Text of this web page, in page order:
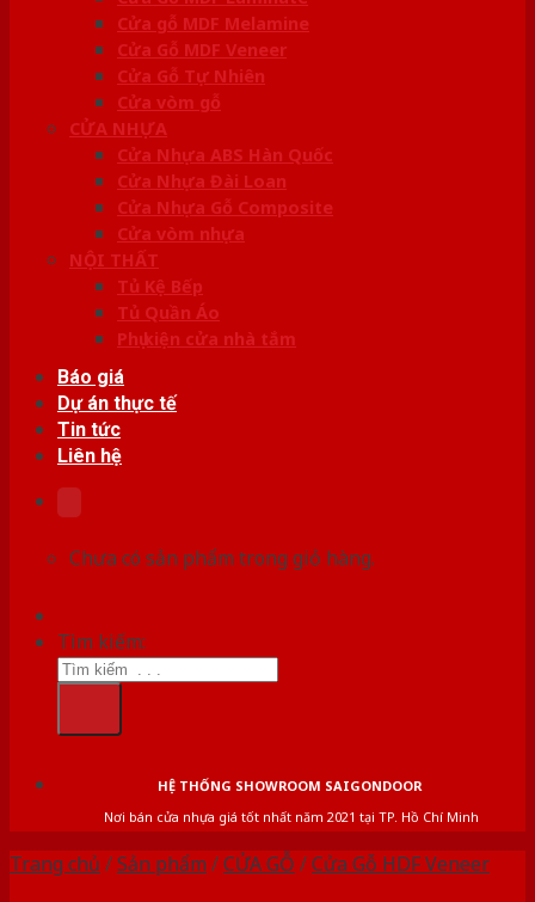
Cửa gỗ MDF Melamine
Cửa Gỗ MDF Veneer
Cửa Gỗ Tự Nhiên
Cửa vòm gỗ
CỬA NHỰA
Cửa Nhựa ABS Hàn Quốc
Cửa Nhựa Đài Loan
Cửa Nhựa Gỗ Composite
Cửa vòm nhựa
NỘI THẤT
Tủ Kệ Bếp
Tủ Quần Áo
Phụ kiện cửa nhà tắm
Báo giá
Dự án thực tế
Tin tức
Liên hệ
Chưa có sản phẩm trong giỏ hàng.
Tìm kiếm:
HỆ THỐNG SHOWROOM SAIGONDOOR
Nơi bán cửa nhựa giá tốt nhất năm 2021 tại TP. Hồ Chí Minh
Trang chủ /Sản phẩm /CỬA GỖ /Cửa Gỗ HDF Veneer